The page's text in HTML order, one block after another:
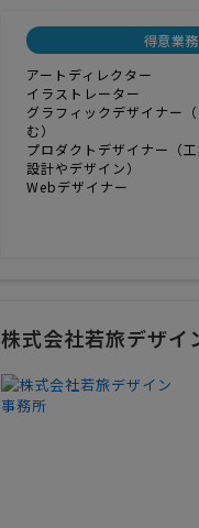
得意業務
アートディレクター
イラストレーター
グラフィックデザイナー
む）
プロダクトデザイナー（
設計やデザイン）
Webデザイナー
株式会社若旅デザイ